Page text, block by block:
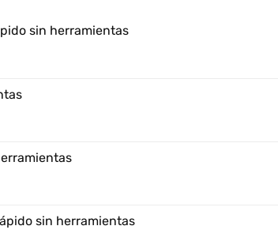
sin herramientas
sin herramientas